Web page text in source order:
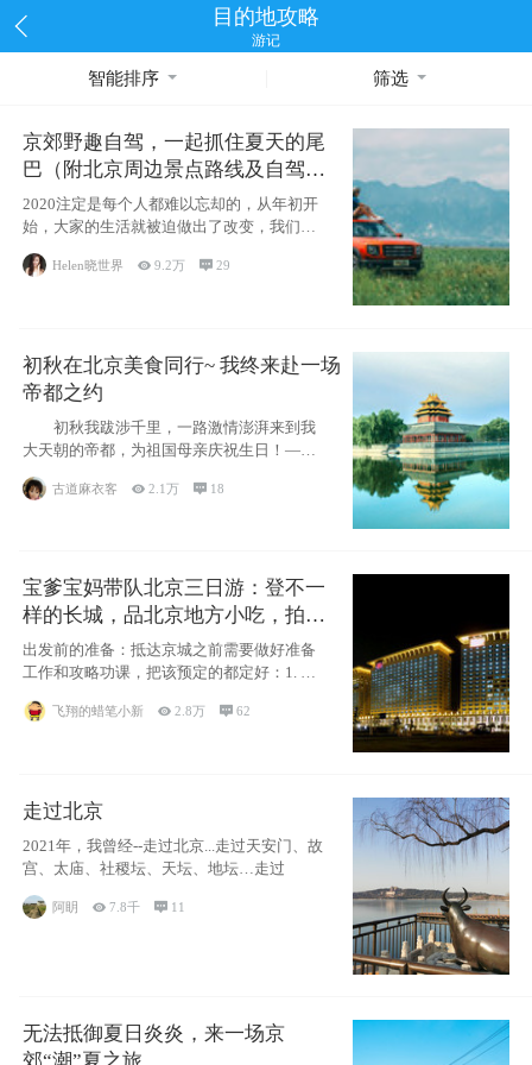
目的地攻略
游记
智能排序 筛选
京郊野趣自驾，一起抓住夏天的尾
巴（附北京周边景点路线及自驾攻
略）
2020注定是每个人都难以忘却的，从年初开
始，大家的生活就被迫做出了改变，我们也
不例外。本来双双辞职是为
Helen晓世界 9.2万 29
初秋在北京美食同行~ 我终来赴一场
帝都之约
初秋我跋涉千里，一路激情澎湃来到我
大天朝的帝都，为祖国母亲庆祝生日！——
古道麻衣客 2.1万  18
宝爹宝妈带队北京三日游：登不一
样的长城，品北京地方小吃，拍盘
古七星夜景！
出发前的准备：抵达京城之前需要做好准备
工作和攻略功课，把该预定的都定好：1. 酒
飞翔的蜡笔小新 2.8万 62
走过北京
2021年，我曾经--走过北京...走过天安门、故
宫、太庙、社稷坛、天坛、地坛…走过
阿眀 7.8千  11
无法抵御夏日炎炎，来一场京